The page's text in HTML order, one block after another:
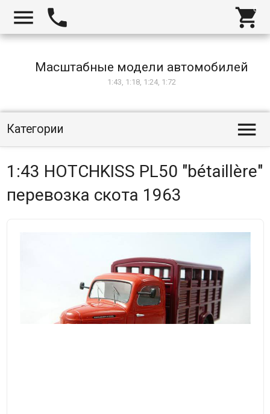
  
Масштабные модели автомобилей
1:43, 1:18, 1:24, 1:72
Категории 
1:43 HOTCHKISS PL50 "bétaillère"
перевозка скота 1963